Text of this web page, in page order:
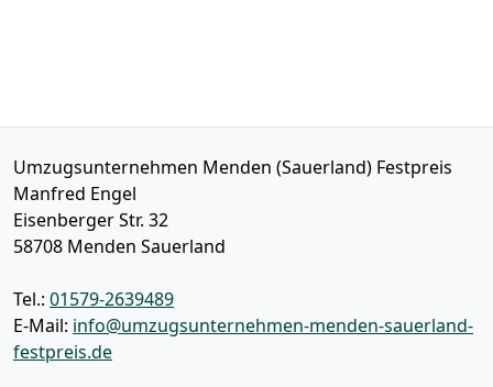
Umzugsunternehmen Menden (Sauerland) Festpreis
Manfred Engel
Eisenberger Str. 32
58708 Menden Sauerland
Tel.: 01579-2639489
E-Mail: info@umzugsunternehmen-menden-sauerland-
festpreis.de